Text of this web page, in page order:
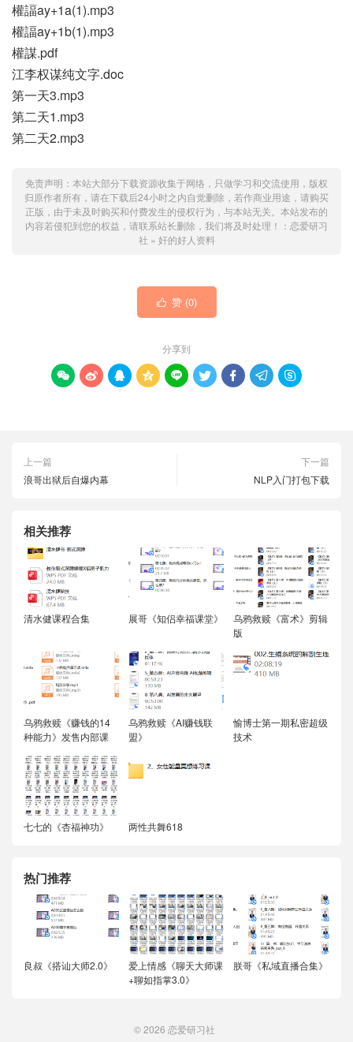
權諨ay+1a(1).mp3
權諨ay+1b(1).mp3
權謀.pdf
江李权谋纯文字.doc
第一天3.mp3
第二天1.mp3
第二天2.mp3
免责声明：本站大部分下载资源收集于网络，只做学习和交流使用，版权
归原作者所有，请在下载后24小时之内自觉删除，若作商业用途，请购买
正版，由于未及时购买和付费发生的侵权行为，与本站无关。本站发布的
内容若侵犯到您的权益，请联系站长删除，我们将及时处理！： 恋爱研习
社 » 奸的好人资料
 赞 (0)
分享到
        
上一篇
浪哥出狱后自爆内幕
下一篇
NLP入门打包下载
相关推荐
清水健课程合集 展哥《知侣幸福课堂》
乌鸦救赎《富术》剪辑
版
乌鸦救赎《赚钱的14
种能力》发售内部课
乌鸦救赎《AI赚钱联
盟》
愉博士第一期私密超级
技术
七七的《杏福神功》 两性共舞618
热门推荐
良叔《搭讪大师2.0》
爱上情感《聊天大师课
+聊如指掌3.0》
朕哥《私域直播合集》
© 2026 恋爱研习社